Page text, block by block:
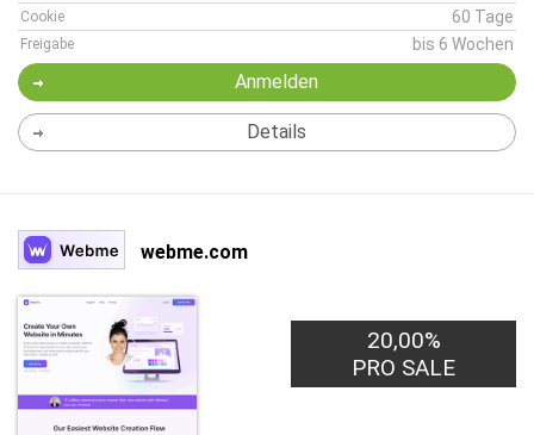
Cookie 60 Tage
Freigabe bis 6 Wochen
Anmelden
Details
webme.com
20,00%
PRO SALE